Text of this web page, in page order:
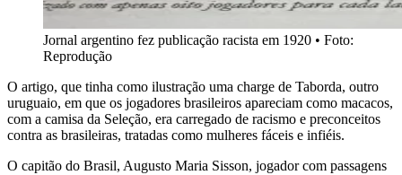
Jornal argentino fez publicação racista em 1920 • Foto:
Reprodução
O artigo, que tinha como ilustração uma charge de Taborda, outro
uruguaio, em que os jogadores brasileiros apareciam como macacos,
com a camisa da Seleção, era carregado de racismo e preconceitos
contra as brasileiras, tratadas como mulheres fáceis e infiéis.
O capitão do Brasil, Augusto Maria Sisson, jogador com passagens